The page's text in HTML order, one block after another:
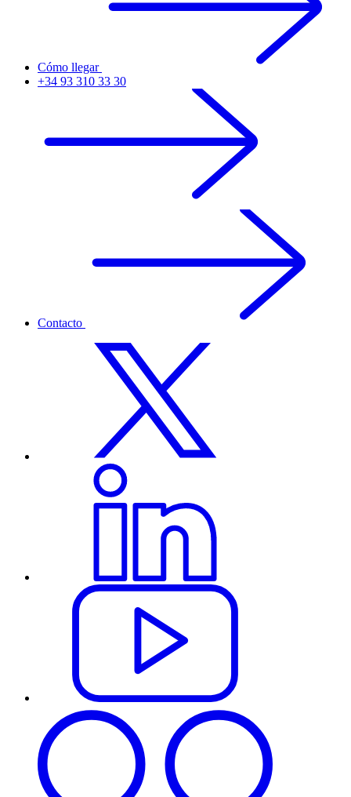
Cómo llegar
+34 93 310 33 30
Contacto